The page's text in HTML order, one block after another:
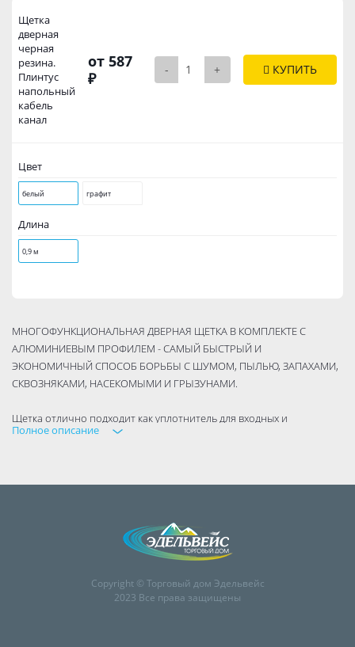
Щетка
дверная
черная
резина.
Плинтус
напольный
кабель
канал
от 587
₽
- + КУПИТЬ
Цвет
белый графит
Длина
0,9 м
МНОГОФУНКЦИОНАЛЬНАЯ ДВЕРНАЯ ЩЕТКА В КОМПЛЕКТЕ С
АЛЮМИНИЕВЫМ ПРОФИЛЕМ - САМЫЙ БЫСТРЫЙ И
ЭКОНОМИЧНЫЙ СПОСОБ БОРЬБЫ С ШУМОМ, ПЫЛЬЮ, ЗАПАХАМИ,
СКВОЗНЯКАМИ, НАСЕКОМЫМИ И ГРЫЗУНАМИ.
Щетка отлично подходит как уплотнитель для входных и
межкомнатных дверей.
закрепить на любой материал, они отлично фиксируются на
размерам изделия незаметны на конструкциях. Во время
использования, изделия не окисляются и не деформируются под
воздействием внешних факторов. Дверную щетку можно
как при высоких, так и при низких температурах.
Полное описание
Copyright © Торговый дом Эдельвейс
2023 Все права защищены